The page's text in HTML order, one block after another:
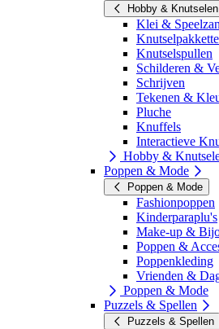
Hobby & Knutselen
Klei &
Knutselspullen
Schilderen &
Schrijven
Tekenen &
Pluche
Knuffels
Interactieve
Hobby &
Poppen & Mode
Poppen & Mode
Fashionpoppen
Kinderparaplu's
Make-up &
Poppen &
Poppenkleding
Vrienden &
Poppen & Mode
Puzzels & Spellen
Puzzels & Spellen